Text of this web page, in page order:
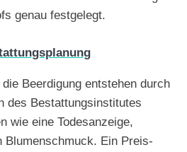
genau festgelegt.
Beerdigung entstehen durch
des Bestattungsinstitutes
wie eine Todesanzeige,
Blumenschmuck. Ein Preis-